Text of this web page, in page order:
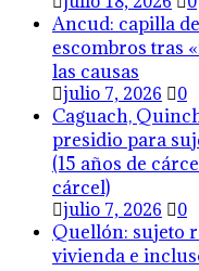
Ancud: capilla
escombros tras
las causas
julio 7, 2026 0
Caguach,
presidio para
(15 años de
cárcel)
julio 7, 2026 0
Quellón: sujeto
vivienda e